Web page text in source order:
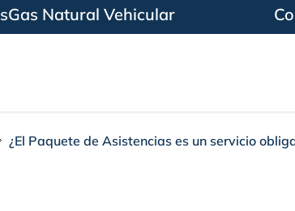
Gas Natural Vehicular
¿El Paquete de Asistencias es un servicio